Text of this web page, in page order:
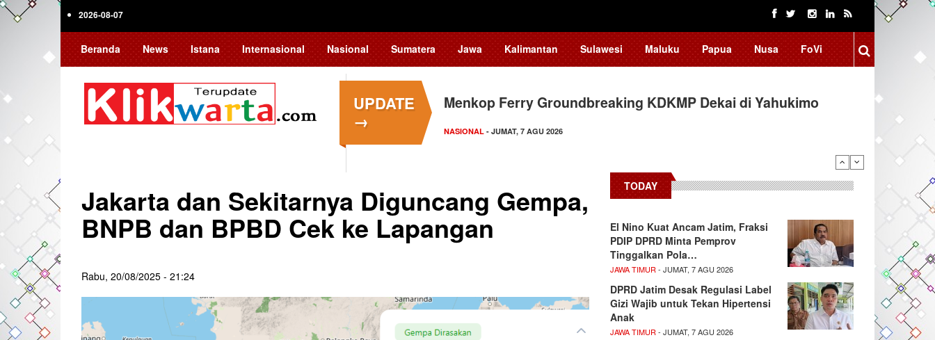
Skip
2026-08-07
Beranda News Istana Internasional Nasional Sumatera Jawa Kalimantan Sulawesi Maluku Papua Nusa FoVi
UPDATE
→
Menkop Ferry Groundbreaking KDKMP Dekai di Yahukimo
NASIONAL - JUMAT, 7 AGU 2026
Jakarta dan Sekitarnya Diguncang Gempa,
BNPB dan BPBD Cek ke Lapangan
Rabu, 20/08/2025 - 21:24
TODAY
El Nino Kuat Ancam Jatim, Fraksi
PDIP DPRD Minta Pemprov
Tinggalkan Pola…
JAWA TIMUR - JUMAT, 7 AGU 2026
DPRD Jatim Desak Regulasi Label
Gizi Wajib untuk Tekan Hipertensi
Anak
JAWA TIMUR - JUMAT, 7 AGU 2026